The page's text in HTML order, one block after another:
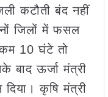
कटौती बंद नहीं
जिलों में फसल
10 घंटे तो
बाद ऊर्जा मंत्री
कृषि मंत्री